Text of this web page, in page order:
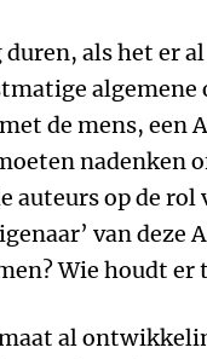
duren, als het er
de mens, een
nadenken
auteurs op de
van
Wie houdt er
al